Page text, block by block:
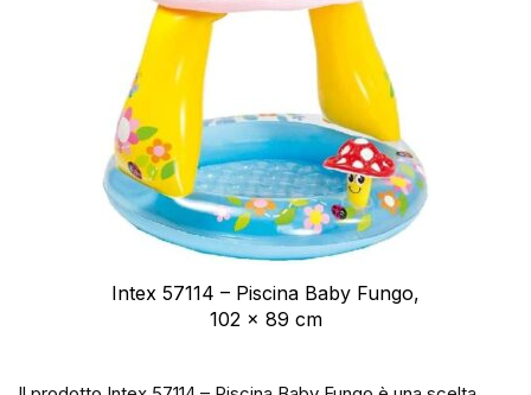
Intex 57114 – Piscina Baby Fungo,
102 x 89 cm